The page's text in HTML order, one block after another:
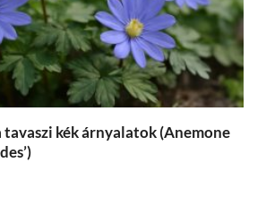
kék árnyalatok (Anemone